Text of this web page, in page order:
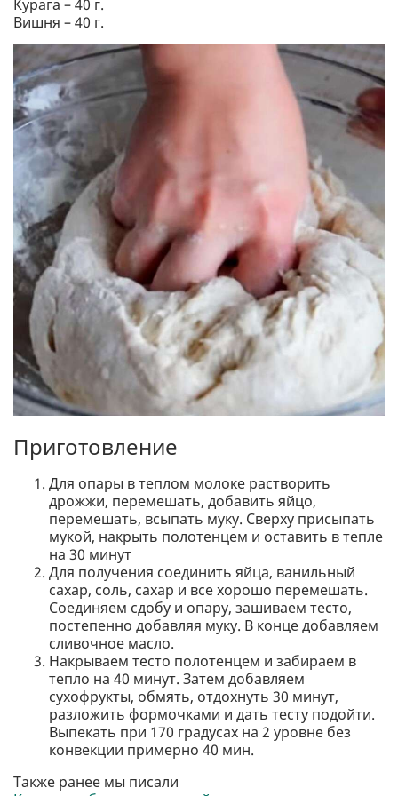
Курага – 40 г.
Вишня – 40 г.
Приготовление
Для опары в теплом молоке растворить
дрожжи, перемешать, добавить яйцо,
перемешать, всыпать муку. Сверху присыпать
мукой, накрыть полотенцем и оставить в тепле
на 30 минут
Для получения соединить яйца, ванильный
сахар, соль, сахар и все хорошо перемешать.
Соединяем сдобу и опару, зашиваем тесто,
постепенно добавляя муку. В конце добавляем
сливочное масло.
Накрываем тесто полотенцем и забираем в
тепло на 40 минут. Затем добавляем
сухофрукты, обмять, отдохнуть 30 минут,
разложить формочками и дать тесту подойти.
Выпекать при 170 градусах на 2 уровне без
конвекции примерно 40 мин.
Также ранее мы писали